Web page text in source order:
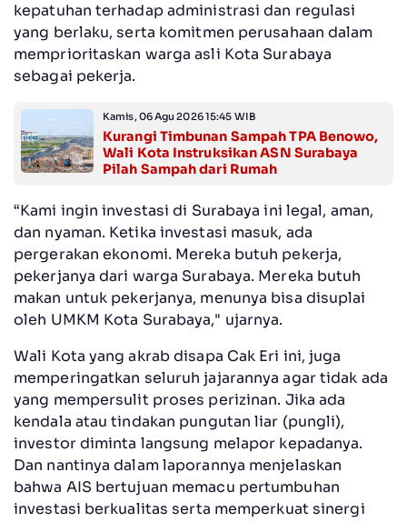
kepatuhan terhadap administrasi dan regulasi
yang berlaku, serta komitmen perusahaan dalam
memprioritaskan warga asli Kota Surabaya
sebagai pekerja.
Kamis, 06 Agu 2026 15:45 WIB
Kurangi Timbunan Sampah TPA Benowo,
Wali Kota Instruksikan ASN Surabaya
Pilah Sampah dari Rumah
“Kami ingin investasi di Surabaya ini legal, aman,
dan nyaman. Ketika investasi masuk, ada
pergerakan ekonomi. Mereka butuh pekerja,
pekerjanya dari warga Surabaya. Mereka butuh
makan untuk pekerjanya, menunya bisa disuplai
oleh UMKM Kota Surabaya," ujarnya.
Wali Kota yang akrab disapa Cak Eri ini, juga
memperingatkan seluruh jajarannya agar tidak ada
yang mempersulit proses perizinan. Jika ada
kendala atau tindakan pungutan liar (pungli),
investor diminta langsung melapor kepadanya.
Dan nantinya dalam laporannya menjelaskan
bahwa AIS bertujuan memacu pertumbuhan
investasi berkualitas serta memperkuat sinergi